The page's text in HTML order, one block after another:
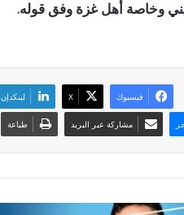
وخاصة أهل غزة وفق قوله.
فيسبوك X لينكدإن
مشاركة عبر البريد طباعة